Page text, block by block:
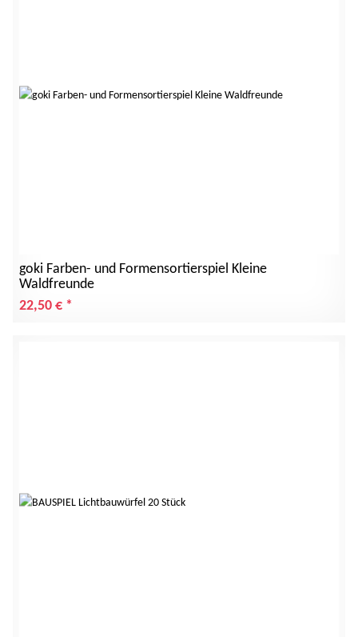
goki Farben- und Formensortierspiel Kleine
Waldfreunde
22,50 € *